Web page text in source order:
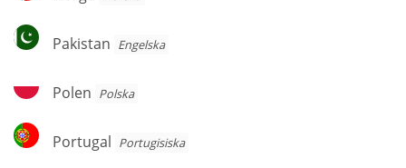
Pakistan
Pakistan Engelska
Polen
Polen Polska
Portugal
Portugal Portugisiska